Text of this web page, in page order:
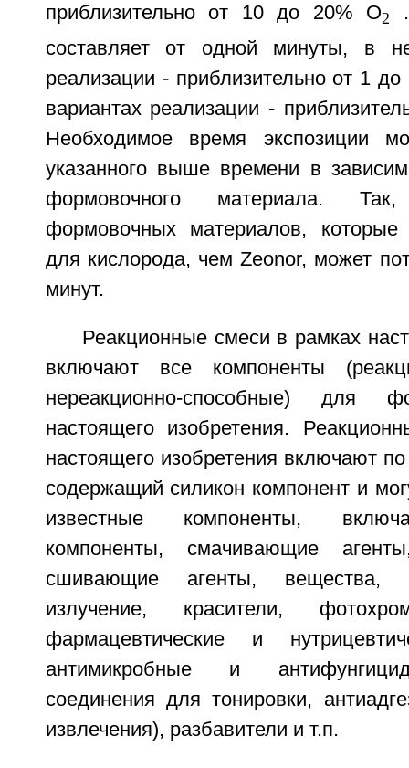
приблизительно от 10 до 20% O2
составляет от одной минуты, в
реализации - приблизительно от 1
вариантах реализации -
Необходимое время экспозиции
указанного выше времени в
формовочного материала.
формовочных материалов,
для кислорода, чем Zeonor, может
минут.
Реакционные смеси в рамках
включают все компоненты
нереакционно-способные) для
настоящего изобретения.
настоящего изобретения включают
содержащий силикон компонент и
известные компоненты,
компоненты, смачивающие
сшивающие агенты, вещества,
излучение, красители,
фармацевтические и
антимикробные и
соединения для тонировки,
извлечения), разбавители и т.п.